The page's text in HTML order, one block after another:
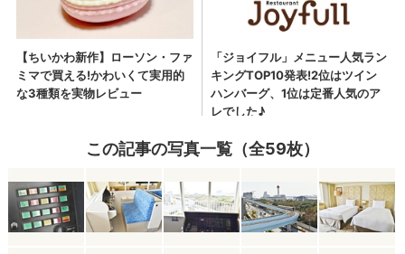
この記事の写真一覧（全59枚）